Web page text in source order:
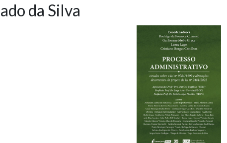
da Silva